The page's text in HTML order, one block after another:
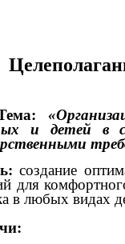
и детей в
создание
для
в любых видах